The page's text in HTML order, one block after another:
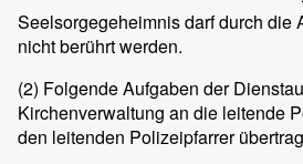
Seelsorgegeheimnis darf durch die
nicht berührt werden.
(2) Folgende Aufgaben der
Kirchenverwaltung an die leitende
den leitenden Polizeipfarrer